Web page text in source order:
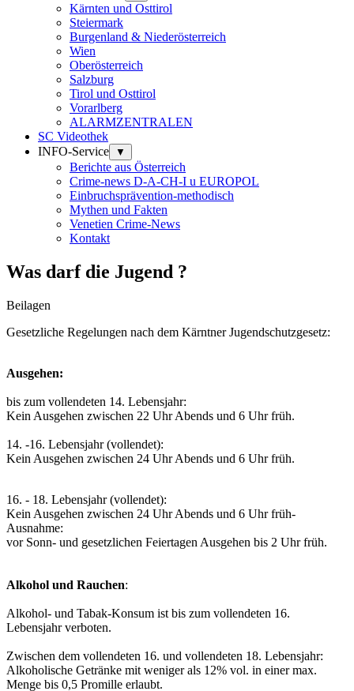
Kärnten und Osttirol
Steiermark
Burgenland & Niederösterreich
Wien
Oberösterreich
Salzburg
Tirol und Osttirol
Vorarlberg
ALARMZENTRALEN
SC Videothek
INFO-Service
▼
Berichte aus Österreich
Crime-news D-A-CH-I u EUROPOL
Einbruchsprävention-methodisch
Mythen und Fakten
Venetien Crime-News
Kontakt
Was darf die Jugend ?
Beilagen
Gesetzliche Regelungen nach dem Kärntner Jugendschutzgesetz:
Ausgehen:
bis zum vollendeten 14. Lebensjahr:
Kein Ausgehen zwischen 22 Uhr Abends und 6 Uhr früh.
14. -16. Lebensjahr (vollendet):
Kein Ausgehen zwischen 24 Uhr Abends und 6 Uhr früh.
16. - 18. Lebensjahr (vollendet):
Kein Ausgehen zwischen 24 Uhr Abends und 6 Uhr früh-
Ausnahme:
vor Sonn- und gesetzlichen Feiertagen Ausgehen bis 2 Uhr früh.
Alkohol und Rauchen:
Alkohol- und Tabak-Konsum ist bis zum vollendeten 16.
Lebensjahr verboten.
Zwischen dem vollendeten 16. und vollendeten 18. Lebensjahr:
Alkoholische Getränke mit weniger als 12% vol. in einer max.
Menge bis 0,5 Promille erlaubt.